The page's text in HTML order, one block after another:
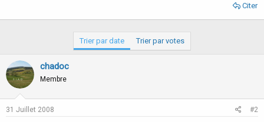
Citer
Trier par date Trier par votes
chadoc
Membre
31 Juillet 2008 #2